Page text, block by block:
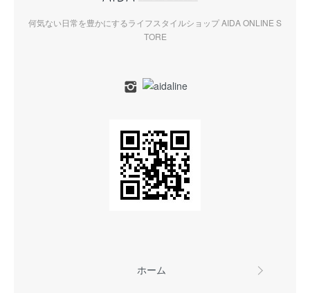
何気ない日常を豊かにするライフスタイルショップ AIDA ONLINE S
TORE
ホーム